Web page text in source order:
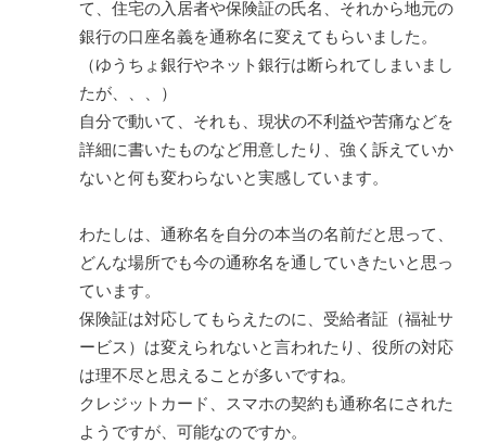
て、住宅の入居者や保険証の氏名、それから地元の
銀行の口座名義を通称名に変えてもらいました。
（ゆうちょ銀行やネット銀行は断られてしまいまし
たが、、、）
自分で動いて、それも、現状の不利益や苦痛などを
詳細に書いたものなど用意したり、強く訴えていか
ないと何も変わらないと実感しています。
わたしは、通称名を自分の本当の名前だと思って、
どんな場所でも今の通称名を通していきたいと思っ
ています。
保険証は対応してもらえたのに、受給者証（福祉サ
ービス）は変えられないと言われたり、役所の対応
は理不尽と思えることが多いですね。
クレジットカード、スマホの契約も通称名にされた
ようですが、可能なのですか。